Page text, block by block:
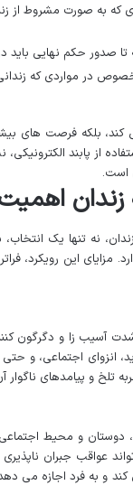
که به صورت مشروط از
تا صدور حکم نهایی
در مواردی که
بلکه فرصت های
از پابند الکترونیکی،
است.
نه تنها یک
این رویکرد،
آسیب زا و دگرگون
انزوای اجتماعی، و
تلخ و پیامدهای
دوستان و محیط
عواقب جبران
کند و به فرد اجازه می